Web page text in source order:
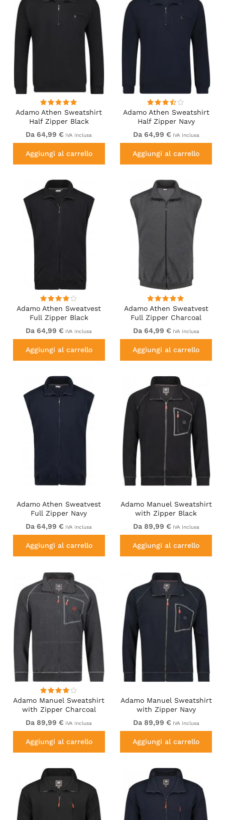
Adamo Athen Sweatshirt
Half Zipper Black
Da 64,99 € IVA inclusa
Aggiungi al carrello
Adamo Athen Sweatshirt
Half Zipper Navy
Da 64,99 € IVA inclusa
Aggiungi al carrello
Adamo Athen Sweatvest
Full Zipper Black
Da 64,99 € IVA inclusa
Aggiungi al carrello
Adamo Athen Sweatvest
Full Zipper Charcoal
Da 64,99 € IVA inclusa
Aggiungi al carrello
Adamo Athen Sweatvest
Full Zipper Navy
Da 64,99 € IVA inclusa
Aggiungi al carrello
Adamo Manuel Sweatshirt
with Zipper Black
Da 89,99 € IVA inclusa
Aggiungi al carrello
Adamo Manuel Sweatshirt
with Zipper Charcoal
Da 89,99 € IVA inclusa
Aggiungi al carrello
Adamo Manuel Sweatshirt
with Zipper Navy
Da 89,99 € IVA inclusa
Aggiungi al carrello